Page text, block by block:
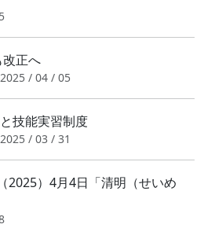
正へ
2025 / 04 / 05
技能実習制度
2025 / 03 / 31
）4月4日「清明（せいめ